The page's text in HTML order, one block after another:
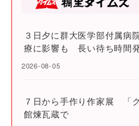
３日夕に群大医学部付属
療に影響も 長い待ち時間
2026-08-05
７日から手作り作家展 「
館煉瓦蔵で